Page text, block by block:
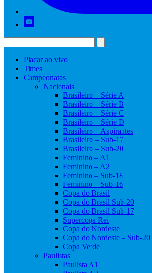
Placar ao vivo
Times
Campeonatos
Nacionais
Brasileiro – Série A
Brasileiro – Série B
Brasileiro – Série C
Brasileiro – Série D
Brasileiro – Aspirantes
Brasileiro – Sub-17
Brasileiro – Sub-20
Feminino – A1
Feminino – A2
Feminino – Sub-18
Feminino – Sub-16
Copa do Brasil
Copa do Brasil Sub-20
Copa do Brasil Sub-17
Supercopa Rei
Copa do Nordeste
Copa do Nordeste – Sub-20
Copa Verde
Paulistas
Paulista A1